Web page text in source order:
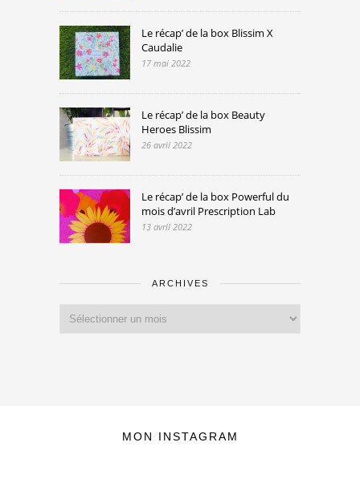
Le récap’ de la box Blissim X
Caudalie
17 mai 2022
Le récap’ de la box Beauty
Heroes Blissim
26 avril 2022
Le récap’ de la box Powerful du
mois d’avril Prescription Lab
13 avril 2022
ARCHIVES
MON INSTAGRAM